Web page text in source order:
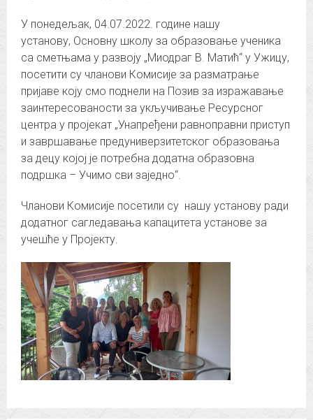
У понедељак, 04.07.2022. године нашу
установу, Основну школу за образовање ученика
са сметњама у развоју „Миодраг В. Матић“ у Ужицу,
посетити су чланови Комисије за разматрање
пријаве коју смо поднели на Позив за изражавање
заинтересованости за укључивање Ресурсног
центра у пројекат „Унапређени равноправни приступ
и завршавање предуниверзитетског образовања
за децу којој је потребна додатна образовна
подршка – Учимо сви заједно“.
Чланови Комисије посетили су нашу установу ради
додатног сагледавања капацитета установе за
учешће у Пројекту.